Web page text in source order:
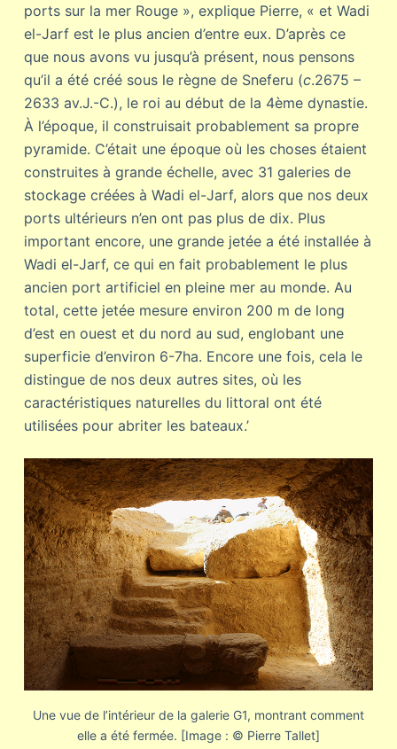
ports sur la mer Rouge », explique Pierre, « et Wadi
el-Jarf est le plus ancien d’entre eux. D’après ce
que nous avons vu jusqu’à présent, nous pensons
qu’il a été créé sous le règne de Sneferu (c.2675 –
2633 av.J.-C.), le roi au début de la 4ème dynastie.
À l’époque, il construisait probablement sa propre
pyramide. C’était une époque où les choses étaient
construites à grande échelle, avec 31 galeries de
stockage créées à Wadi el-Jarf, alors que nos deux
ports ultérieurs n’en ont pas plus de dix. Plus
important encore, une grande jetée a été installée à
Wadi el-Jarf, ce qui en fait probablement le plus
ancien port artificiel en pleine mer au monde. Au
total, cette jetée mesure environ 200 m de long
d’est en ouest et du nord au sud, englobant une
superficie d’environ 6-7ha. Encore une fois, cela le
distingue de nos deux autres sites, où les
caractéristiques naturelles du littoral ont été
utilisées pour abriter les bateaux.’
Une vue de l’intérieur de la galerie G1, montrant comment
elle a été fermée. [Image : © Pierre Tallet]